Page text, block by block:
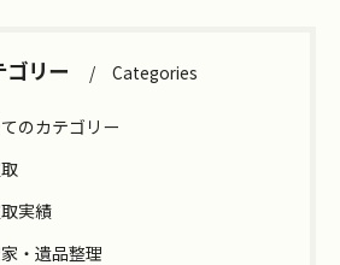
ゴリー Categories
のカテゴリー
実績
・遺品整理